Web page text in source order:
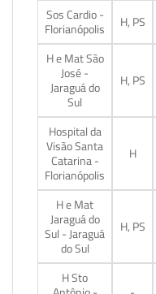
Sos Cardio -
Florianópolis
H, PS
H e Mat São
José -
Jaraguá do
Sul
H, PS
Hospital da
Visão Santa
Catarina -
Florianópolis
H
H e Mat
Jaraguá do
Sul - Jaraguá
do Sul
H, PS
H Sto